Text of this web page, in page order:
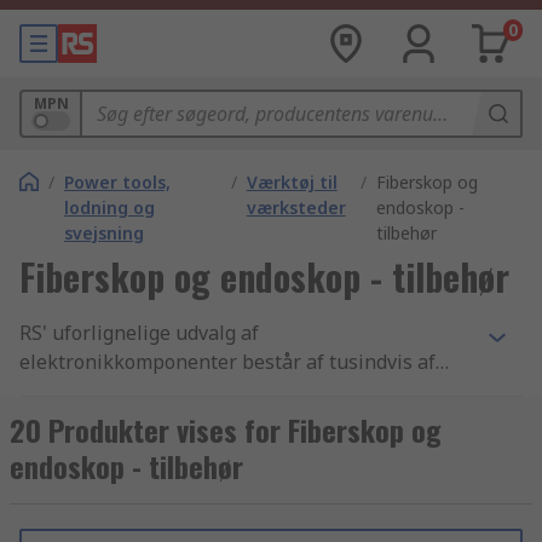
0
MPN
/ Power tools,
lodning og
svejsning
/ Værktøj til
værksteder
/ Fiberskop og
endoskop -
tilbehør
Fiberskop og endoskop - tilbehør
RS' uforlignelige udvalg af
elektronikkomponenter består af tusindvis af
Datakabel- og netværks testudstyr, Wattmåling
og Fiberskop og endoskop - tilbehør
komponenter. Vi har de bedste Fiberskop og
muligheder for levering fra lager i branchen. Vi
20 Produkter vises for Fiberskop og
endoskop - tilbehør